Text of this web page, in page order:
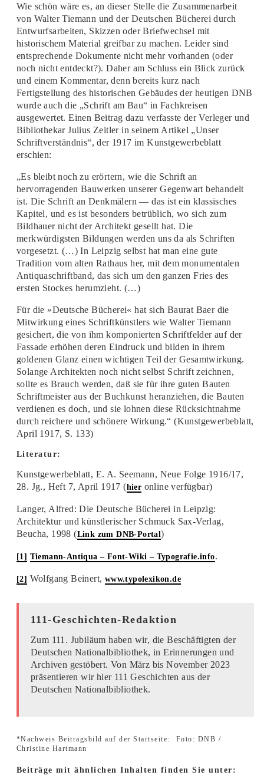
Wie schön wäre es, an dieser Stelle die Zusammenarbeit
von Walter Tiemann und der Deutschen Bücherei durch
Entwurfsarbeiten, Skizzen oder Briefwechsel mit
historischem Material greifbar zu machen. Leider sind
entsprechende Dokumente nicht mehr vorhanden (oder
noch nicht entdeckt?). Daher am Schluss ein Blick zurück
und einem Kommentar, denn bereits kurz nach
Fertigstellung des historischen Gebäudes der heutigen DNB
wurde auch die „Schrift am Bau“ in Fachkreisen
ausgewertet. Einen Beitrag dazu verfasste der Verleger und
Bibliothekar Julius Zeitler in seinem Artikel „Unser
Schriftverständnis“, der 1917 im Kunstgewerbeblatt
erschien:
„Es bleibt noch zu erörtern, wie die Schrift an
hervorragenden Bauwerken unserer Gegenwart behandelt
ist. Die Schrift an Denkmälern — das ist ein klassisches
Kapitel, und es ist besonders betrüblich, wo sich zum
Bildhauer nicht der Architekt gesellt hat. Die
merkwürdigsten Bildungen werden uns da als Schriften
vorgesetzt. (…) In Leipzig selbst hat man eine gute
Tradition vom alten Rathaus her, mit dem monumentalen
Antiquaschriftband, das sich um den ganzen Fries des
ersten Stockes herumzieht. (…)
Für die »Deutsche Bücherei« hat sich Baurat Baer die
Mitwirkung eines Schriftkünstlers wie Walter Tiemann
gesichert, die von ihm komponierten Schriftfelder auf der
Fassade erhöhen deren Eindruck und bilden in ihrem
goldenen Glanz einen wichtigen Teil der Gesamtwirkung.
Solange Architekten noch nicht selbst Schrift zeichnen,
sollte es Brauch werden, daß sie für ihre guten Bauten
Schriftmeister aus der Buchkunst heranziehen, die Bauten
verdienen es doch, und sie lohnen diese Rücksichtnahme
durch reichere und schönere Wirkung.“ (Kunstgewerbeblatt,
April 1917, S. 133)
Literatur:
Kunstgewerbeblatt, E. A. Seemann, Neue Folge 1916/17,
28. Jg., Heft 7, April 1917 (hier online verfügbar)
Langer, Alfred: Die Deutsche Bücherei in Leipzig:
Architektur und künstlerischer Schmuck Sax-Verlag,
Beucha, 1998 (Link zum DNB-Portal )
[1] Tiemann-Antiqua – Font-Wiki – Typografie.info.
[2] Wolfgang Beinert, www.typolexikon.de
111-Geschichten-Redaktion
Zum 111. Jubiläum haben wir, die Beschäftigten der
Deutschen Nationalbibliothek, in Erinnerungen und
Archiven gestöbert. Von März bis November 2023
präsentieren wir hier 111 Geschichten aus der
Deutschen Nationalbibliothek.
*Nachweis Beitragsbild auf der Startseite:
Foto: DNB /
Christine Hartmann
Beiträge mit ähnlichen Inhalten finden Sie unter: